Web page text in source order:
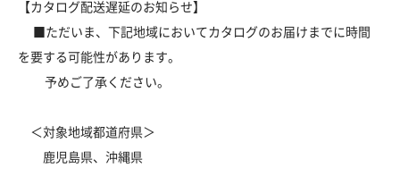
【カタログ配送遅延のお知らせ】
■ただいま、下記地域においてカタログのお届けまでに時間
を要する可能性があります。
予めご了承ください。
＜対象地域都道府県＞
鹿児島県、沖縄県